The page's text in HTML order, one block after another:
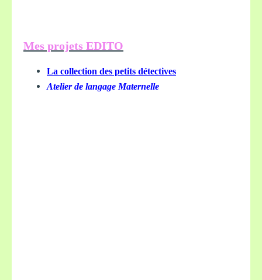
Mes projets EDITO
La collection des petits détectives
Atelier de langage Maternelle